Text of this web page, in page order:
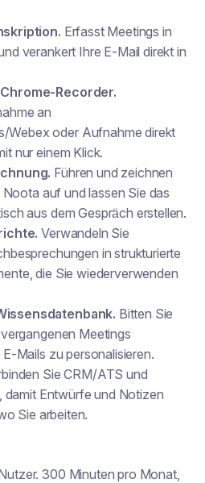
Erfasst Meetings in
verankert Ihre E-Mail direkt in
Recorder.
an
Webex oder Aufnahme direkt
nur einem Klick.
Führen und zeichnen
auf und lassen Sie das
aus dem Gespräch erstellen.
Verwandeln Sie
in strukturierte
die Sie wiederverwenden
Bitten Sie
Meetings
Mails zu personalisieren.
Sie CRM/ATS und
damit Entwürfe und Notizen
Sie arbeiten.
300 Minuten pro Monat,